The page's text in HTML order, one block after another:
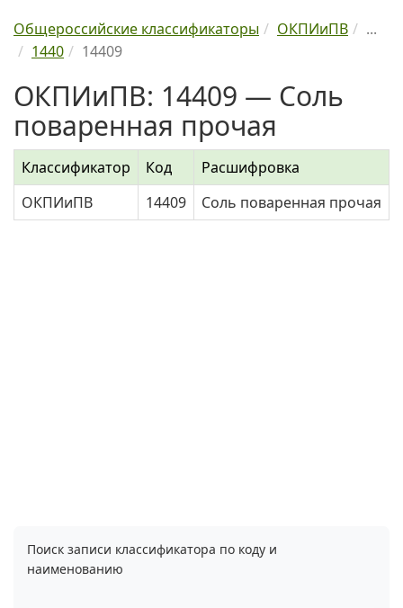
Общероссийские классификаторы ОКПИиПВ
...
1440
14409
ОКПИиПВ: 14409 — Соль
поваренная прочая
Классификатор Код Расшифровка
ОКПИиПВ
14409 Соль поваренная прочая
Поиск записи классификатора по коду и
наименованию